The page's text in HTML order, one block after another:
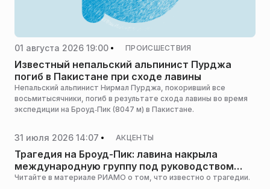
01 августа 2026 19:00 ПРОИСШЕСТВИЯ
Известный непальский альпинист Пурджа
погиб в Пакистане при сходе лавины
Непальский альпинист Нирмал Пурджа, покоривший все
восьмитысячники, погиб в результате схода лавины во время
экспедиции на Броуд‑Пик (8047 м) в Пакистане.
31 июля 2026 14:07 АКЦЕНТЫ
Трагедия на Броуд-Пик: лавина накрыла
международную группу под руководством
известного альпиниста Нирмала Пурджи
Читайте в материале РИАМО о том, что известно о трагедии.